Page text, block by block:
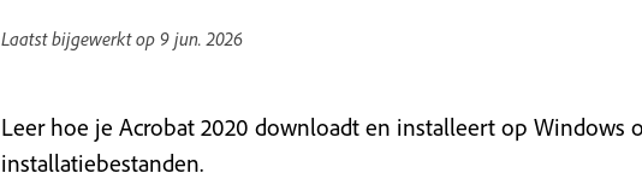
Laatst bijgewerkt op 9 jun. 2026
Leer hoe je Acrobat 2020 downloadt en installeert op Windows
installatiebestanden.